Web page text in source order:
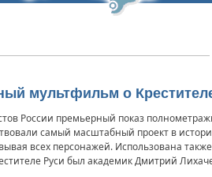
мультфильм о
России премьерный показ
самый масштабный проект в
всех персонажей. Использована
Руси был академик Дмитрий